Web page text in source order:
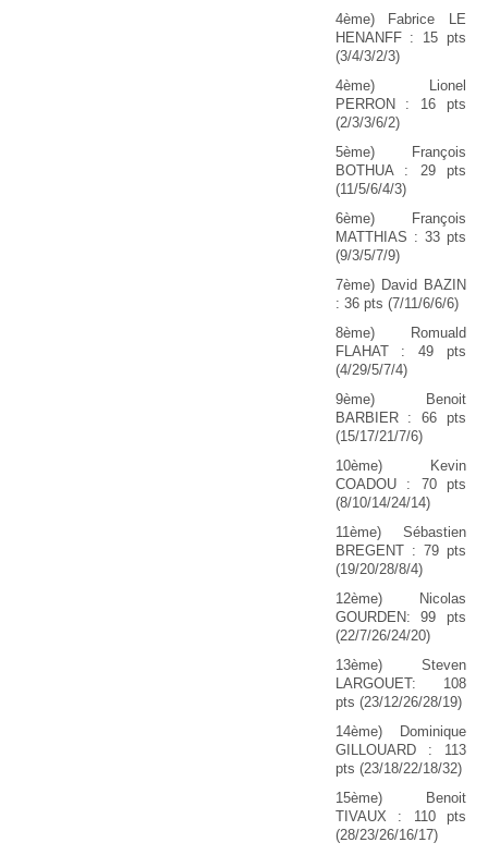
4ème) Fabrice LE
HENANFF : 15 pts
(3/4/3/2/3)
4ème) Lionel
PERRON : 16 pts
(2/3/3/6/2)
5ème) François
BOTHUA : 29 pts
(11/5/6/4/3)
6ème) François
MATTHIAS : 33 pts
(9/3/5/7/9)
7ème) David BAZIN
: 36 pts (7/11/6/6/6)
8ème) Romuald
FLAHAT : 49 pts
(4/29/5/7/4)
9ème) Benoit
BARBIER : 66 pts
(15/17/21/7/6)
10ème) Kevin
COADOU : 70 pts
(8/10/14/24/14)
11ème) Sébastien
BREGENT : 79 pts
(19/20/28/8/4)
12ème) Nicolas
GOURDEN: 99 pts
(22/7/26/24/20)
13ème) Steven
LARGOUET: 108
pts (23/12/26/28/19)
14ème) Dominique
GILLOUARD : 113
pts (23/18/22/18/32)
15ème) Benoit
TIVAUX : 110 pts
(28/23/26/16/17)